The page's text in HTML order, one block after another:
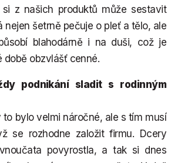
z našich produktů může sestavit
nejen šetrně pečuje o pleť a tělo, ale
blahodárně i na duši, což je
době obzvlášť cenné.
podnikání sladit s rodinným
to bylo velmi náročné, ale s tím musí
se rozhodne založit firmu. Dcery
povyrostla, a tak si dnes